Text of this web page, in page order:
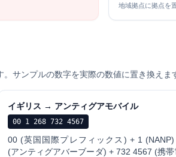
地域拠点に拠点を
サンプルの数字を実際の数値に置き換えま
イギリス → アンティグアモバイル
00 1 268 732 4567
00 (英国国際プレフィックス) + 1 (NANP)
(アンティグアバーブーダ) + 732 4567 (携帯